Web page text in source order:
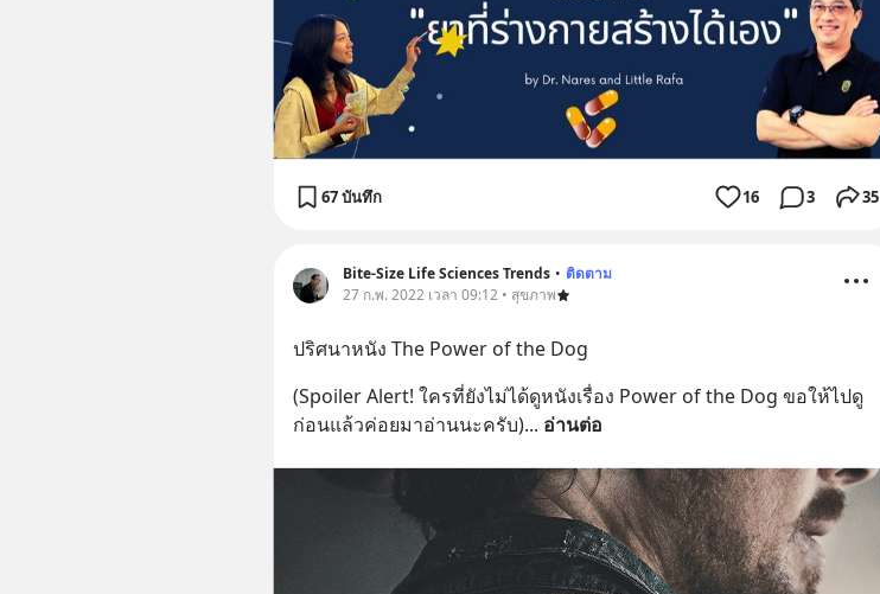
67 บันทึก 16 3 35
Bite-Size Life Sciences Trends • ติดตาม
27 ก.พ. 2022 เวลา 09:12 • สุขภาพ
ปริศนาหนัง The Power of the Dog
(Spoiler Alert! ใครที่ยังไม่ได้ดูหนังเรื่อง Power of the Dog ขอให้ไปดู
ก่อนแล้วค่อยมาอ่านนะครับ)... อ่านต่อ